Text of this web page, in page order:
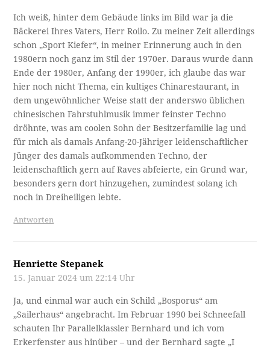
Ich weiß, hinter dem Gebäude links im Bild war ja die
Bäckerei Ihres Vaters, Herr Roilo. Zu meiner Zeit allerdings
schon „Sport Kiefer“, in meiner Erinnerung auch in den
1980ern noch ganz im Stil der 1970er. Daraus wurde dann
Ende der 1980er, Anfang der 1990er, ich glaube das war
hier noch nicht Thema, ein kultiges Chinarestaurant, in
dem ungewöhnlicher Weise statt der anderswo üblichen
chinesischen Fahrstuhlmusik immer feinster Techno
dröhnte, was am coolen Sohn der Besitzerfamilie lag und
für mich als damals Anfang-20-Jähriger leidenschaftlicher
Jünger des damals aufkommenden Techno, der
leidenschaftlich gern auf Raves abfeierte, ein Grund war,
besonders gern dort hinzugehen, zumindest solang ich
noch in Dreiheiligen lebte.
Antworten
Henriette Stepanek
15. Januar 2024 um 22:14 Uhr
Ja, und einmal war auch ein Schild „Bosporus“ am
„Sailerhaus“ angebracht. Im Februar 1990 bei Schneefall
schauten Ihr Parallelklassler Bernhard und ich vom
Erkerfenster aus hinüber – und der Bernhard sagte „I